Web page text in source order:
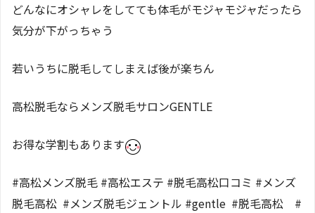
どんなにオシャレをしてても体毛がモジャモジャだったら
気分が下がっちゃう
若いうちに脱毛してしまえば後が楽ちん
高松脱毛ならメンズ脱毛サロンGENTLE
お得な学割もあります
#高松メンズ脱毛 #高松エステ #脱毛高松口コミ #メンズ
脱毛高松 #メンズ脱毛ジェントル #gentle #脱毛高松 #